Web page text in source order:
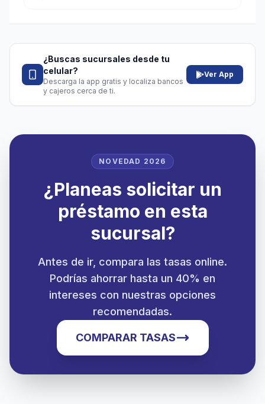
¿Buscas sucursales desde tu
celular?
Descarga la app gratis y localiza bancos
y cajeros cerca de ti.
Ver App
NOVEDAD 2026
¿Planeas solicitar un
préstamo en esta
sucursal?
Antes de ir, compara las tasas online.
Podrías ahorrar hasta un 40% en
intereses con nuestras opciones
recomendadas.
COMPARAR TASAS